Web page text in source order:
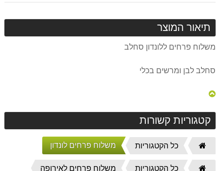
תיאור המוצר
משלוח פרחים ללונדון סחלב
סחלב לבן ומרשים בכלי
קטגוריות קשורות
דף
הבית
כל הקטגוריות משלוח פרחים לונדון
דף
כל הקטגוריות משלוח פרחים לאירופה